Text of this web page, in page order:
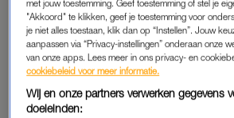
vindplaats is meteen gezocht naar een
Daarbij werd onder andere een
De politie is begonnen met een groot
ook ‘dringend op zoek naar meer
precies is overkomen, staat nog niet vast
met jouw toestemming. Geef toestemming of stel je
"Akkoord" te klikken, geef je toestemming voor
je niet alles toestaan, klik dan op “Instellen”. Jouw
aanpassen via “Privacy-instellingen” onderaan onze
van onze apps. Lees meer in ons privacy- en
cookiebeleid voor meer informatie.
Wij en onze partners verwerken gegevens
doeleinden: